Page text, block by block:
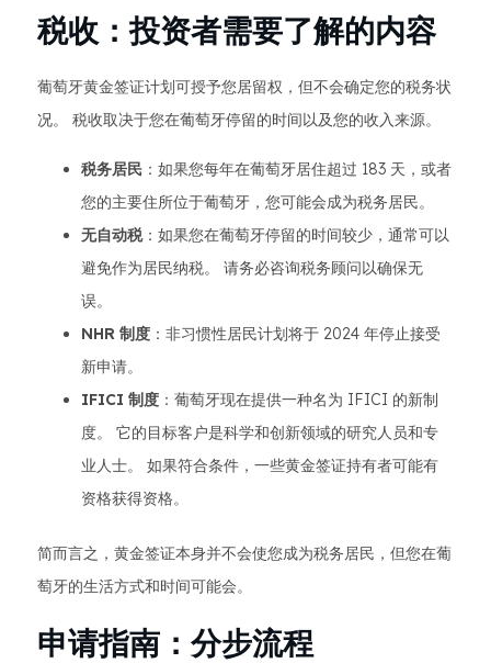
税收：投资者需要了解的内容
葡萄牙黄金签证计划可授予您居留权，但不会确定您的税务状
况。 税收取决于您在葡萄牙停留的时间以及您的收入来源。
税务居民 ：如果您每年在葡萄牙居住超过 183 天，或者
您的主要住所位于葡萄牙，您可能会成为税务居民。
无自动税：如果您在葡萄牙停留的时间较少，通常可以
避免作为居民纳税。 请务必咨询税务顾问以确保无
误。
NHR 制度 ：非习惯性居民计划将于 2024 年停止接受
新申请。
IFICI 制度 ：葡萄牙现在提供一种名为 IFICI 的新制
度。 它的目标客户是科学和创新领域的研究人员和专
业人士。 如果符合条件，一些黄金签证持有者可能有
资格获得资格。
简而言之，黄金签证本身并不会使您成为税务居民，但您在葡
萄牙的生活方式和时间可能会。
申请指南：分步流程